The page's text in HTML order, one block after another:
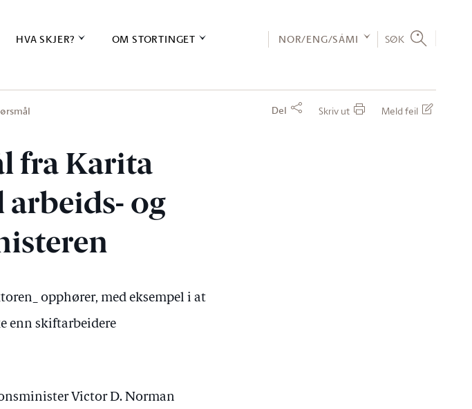
HVA SKJER? OM STORTINGET NOR/ENG/SÁMI SØK
Del Skriv ut Meld feil
fra Karita
og
opphører, med eksempel i at
enn skiftarbeidere
Victor D. Norman